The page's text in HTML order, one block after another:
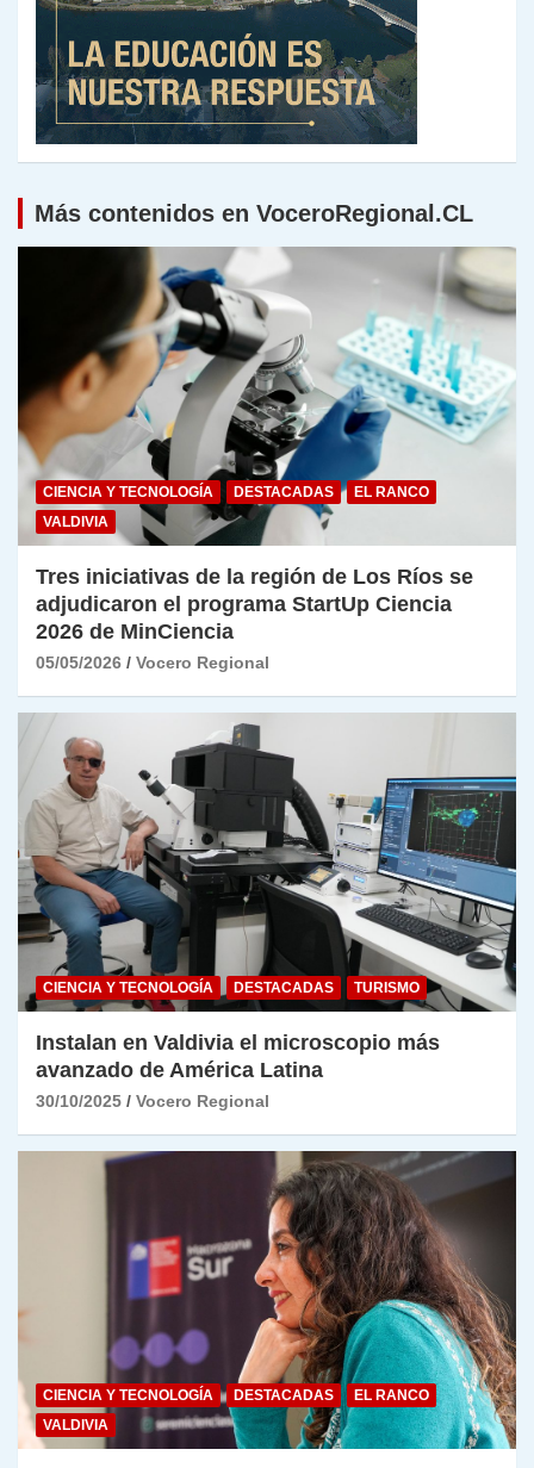
Más contenidos en VoceroRegional.CL
CIENCIA Y TECNOLOGÍA DESTACADAS
EL RANCO
VALDIVIA
Tres iniciativas de la región de Los Ríos se
adjudicaron el programa StartUp Ciencia
2026 de MinCiencia
05/05/2026 Vocero Regional
CIENCIA Y TECNOLOGÍA DESTACADAS TURISMO
Instalan en Valdivia el microscopio más
avanzado de América Latina
30/10/2025 Vocero Regional
CIENCIA Y TECNOLOGÍA DESTACADAS
EL RANCO
VALDIVIA